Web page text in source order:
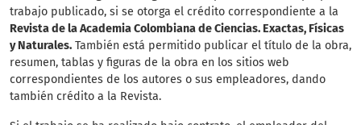
trabajo publicado, si se otorga el crédito correspondiente a la
Revista de la Academia Colombiana de Ciencias. Exactas, Físicas
y Naturales. También está permitido publicar el título de la obra,
resumen, tablas y figuras de la obra en los sitios web
correspondientes de los autores o sus empleadores, dando
también crédito a la Revista.